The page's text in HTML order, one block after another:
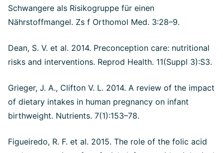
Schwangere als Risikogruppe für einen
Nährstoffmangel. Zs f Orthomol Med. 3:28–9.
Dean, S. V. et al. 2014. Preconception care: nutritional
risks and interventions. Reprod Health. 11(Suppl 3):S3.
Grieger, J. A., Clifton V. L. 2014. A review of the impact
of dietary intakes in human pregnancy on infant
birthweight. Nutrients. 7(1):153–78.
Figueiredo, R. F. et al. 2015. The role of the folic acid